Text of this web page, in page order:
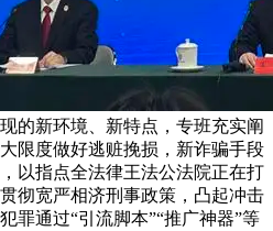
的新环境、新特点，专班充实阐
限度做好逃赃挽损，新诈骗手段
以指点全法律王法公法院正在打
彻宽严相济刑事政策，凸起冲击
罪通过“引流脚本”“推广神器”等